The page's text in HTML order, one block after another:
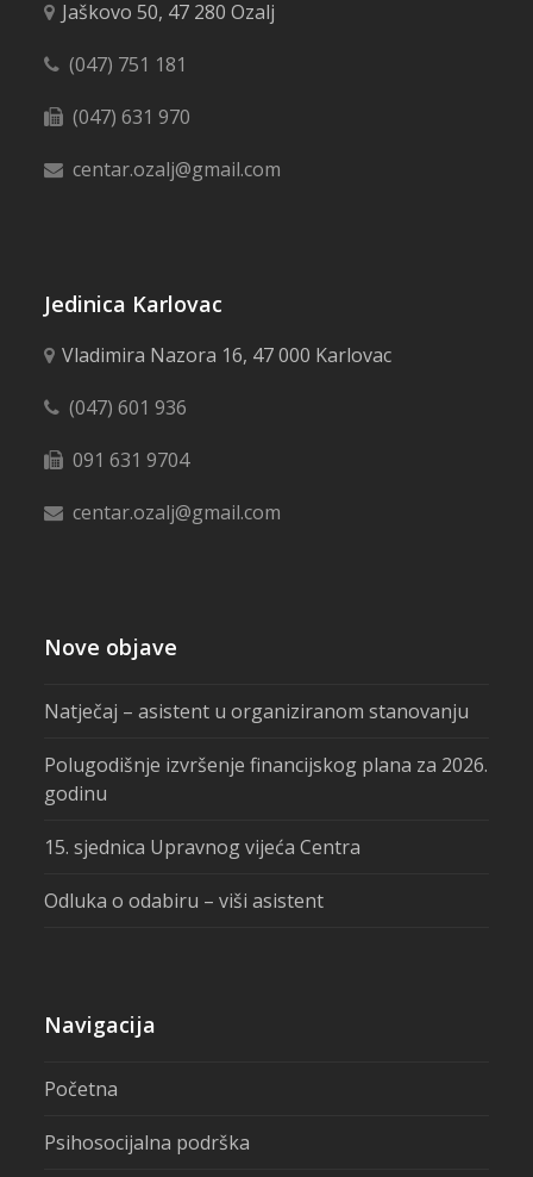
Jaškovo 50, 47 280 Ozalj
(047) 751 181
(047) 631 970
centar.ozalj@gmail.com
Jedinica Karlovac
Vladimira Nazora 16, 47 000 Karlovac
(047) 601 936
091 631 9704
centar.ozalj@gmail.com
Nove objave
Natječaj – asistent u organiziranom stanovanju
Polugodišnje izvršenje financijskog plana za 2026.
godinu
15. sjednica Upravnog vijeća Centra
Odluka o odabiru – viši asistent
Navigacija
Početna
Psihosocijalna podrška